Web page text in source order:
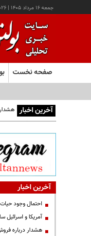
جمعه ۱۶ مرداد ۱۴۰۵ |
صفحه نخست
آخرین اخبار
آخرین اخبار
احتمال وجود
آمریکا و اسرائیل
هشدار درباره